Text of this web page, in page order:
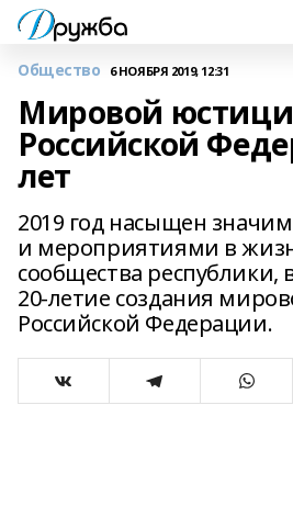
Общество 6 НОЯБРЯ 2019, 12:31
Мировой
Российской
лет
2019 год насыщен
и мероприятиями в
сообщества республики,
20-летие создания
Российской Федерации.